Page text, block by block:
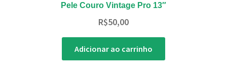
Pele Couro Vintage Pro 13″
R$50,00
Adicionar ao carrinho